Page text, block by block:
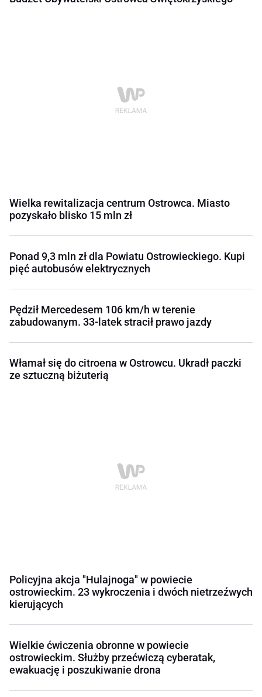
Wielka rewitalizacja centrum Ostrowca. Miasto
pozyskało blisko 15 mln zł
Ponad 9,3 mln zł dla Powiatu Ostrowieckiego. Kupi
pięć autobusów elektrycznych
Pędził Mercedesem 106 km/h w terenie
zabudowanym. 33-latek stracił prawo jazdy
Włamał się do citroena w Ostrowcu. Ukradł paczki
ze sztuczną biżuterią
Policyjna akcja "Hulajnoga" w powiecie
ostrowieckim. 23 wykroczenia i dwóch nietrzeźwych
kierujących
Wielkie ćwiczenia obronne w powiecie
ostrowieckim. Służby przećwiczą cyberatak,
ewakuację i poszukiwanie drona